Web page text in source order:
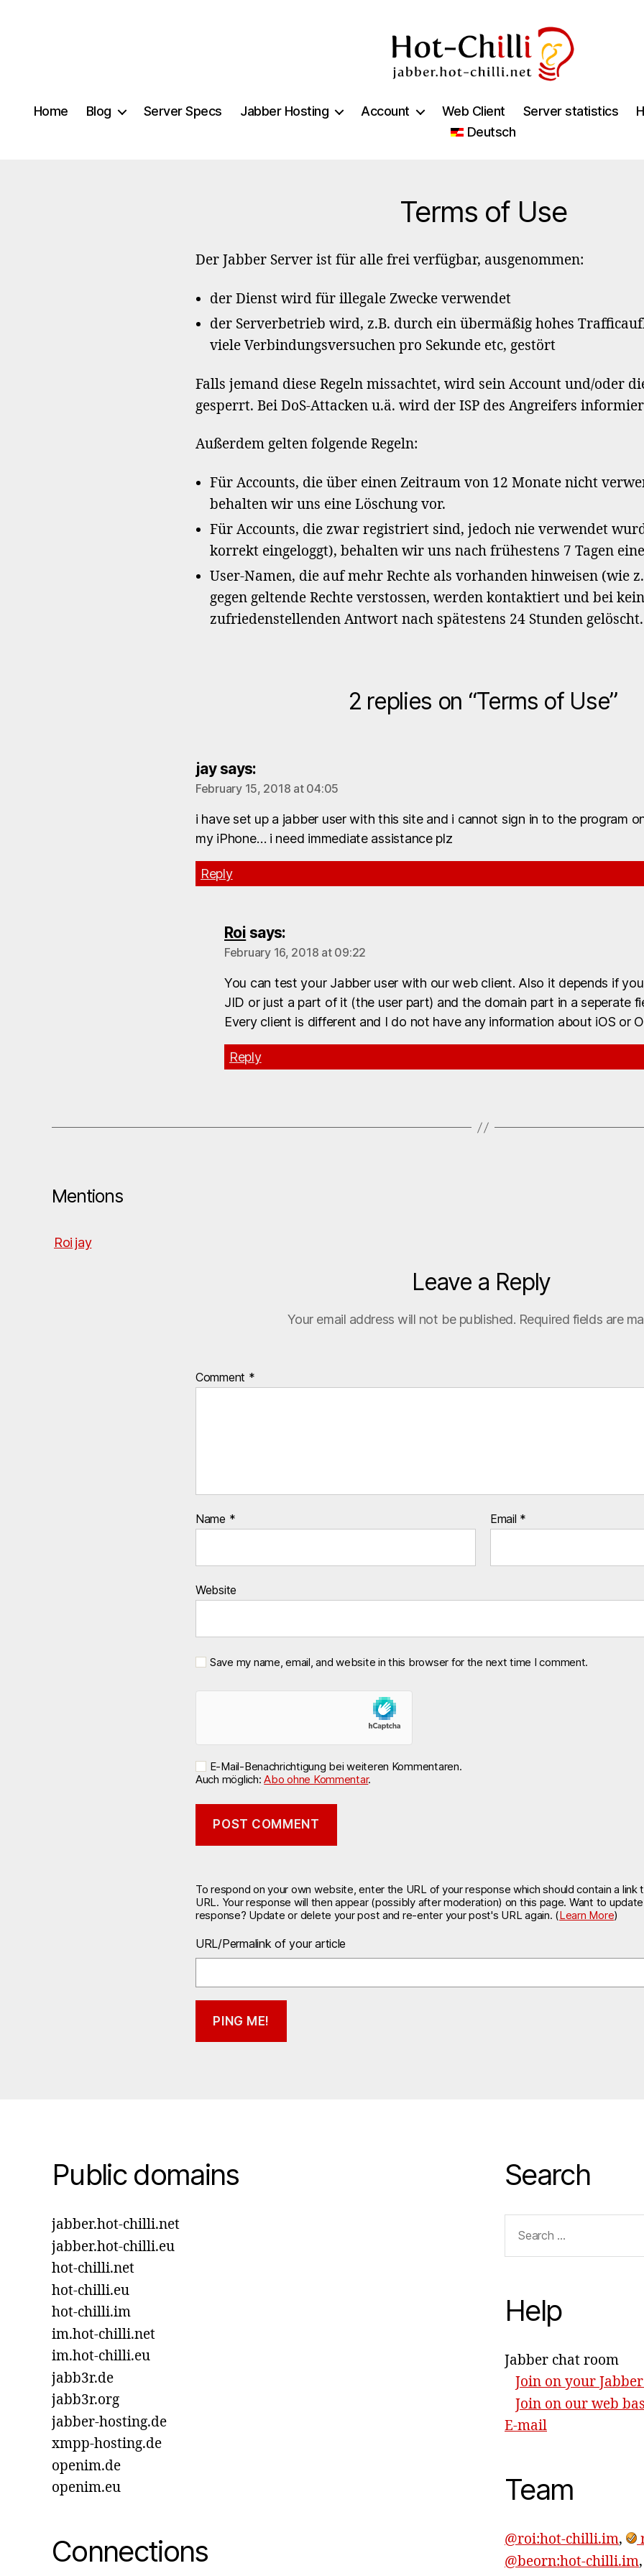
chilli.net
Home Blog Server Specs Jabber Hosting Account Web Client Server statistics
Deutsch
Terms of Use
Der Jabber Server ist für alle frei verfügbar, ausgenommen:
der Dienst wird für illegale Zwecke verwendet
der Serverbetrieb wird, z.B. durch ein übermäßig hohes
viele Verbindungsversuchen pro Sekunde etc, gestört
Falls jemand diese Regeln missachtet, wird sein Account und/oder
gesperrt. Bei DoS-Attacken u.ä. wird der ISP des Angreifers
Außerdem gelten folgende Regeln:
Für Accounts, die über einen Zeitraum von 12 Monate nicht
behalten wir uns eine Löschung vor.
Für Accounts, die zwar registriert sind, jedoch nie verwendet
korrekt eingeloggt), behalten wir uns nach frühestens 7 Tagen
User-Namen, die auf mehr Rechte als vorhanden hinweisen (wie
gegen geltende Rechte verstossen, werden kontaktiert und bei
zufriedenstellenden Antwort nach spätestens 24 Stunden gelöscht.
2 replies on “Terms of Use”
jaysays:
February 15, 2018 at 04:05
i have set up a jabber user with this site and i cannot sign in to the program
my iPhone… i need immediate assistance plz
Reply
Roi says:
February 16, 2018 at 09:22
You can test your Jabber user with our web client. Also it depends if
JID or just a part of it (the user part) and the domain part in a seperate
Every client is different and I do not have any information about iOS or
Reply
Mentions
Roi jay
Leave a Reply
Your email address will not be published. Required fields are
Comment *
Name * Email *
Website
Save my name, email, and website in this browser for the next time I comment.
E-Mail-Benachrichtigung bei weiteren Kommentaren.
Auch möglich:Abo ohne Kommentar.
To respond on your own website, enter the URL of your response which should contain a link
URL. Your response will then appear (possibly after moderation) on this page. Want to
response? Update or delete your post and re-enter your post's URL again. (Learn More)
URL/Permalink of your article
Public domains
jabber.hot-chilli.net
jabber.hot-chilli.eu
hot-chilli.net
hot-chilli.eu
hot-chilli.im
im.hot-chilli.net
im.hot-chilli.eu
jabb3r.de
jabb3r.org
jabber-hosting.de
xmpp-hosting.de
openim.de
openim.eu
Connections
Search
for:
Help
Jabber chat room
Join on your
Join on our web
E-mail
Team
@roi:hot-chilli.im,
@beorn:hot-chilli.im,